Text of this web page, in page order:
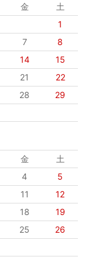
金
土
1
7
8
14
15
21
22
28
29
金
土
4
5
11
12
18
19
25
26